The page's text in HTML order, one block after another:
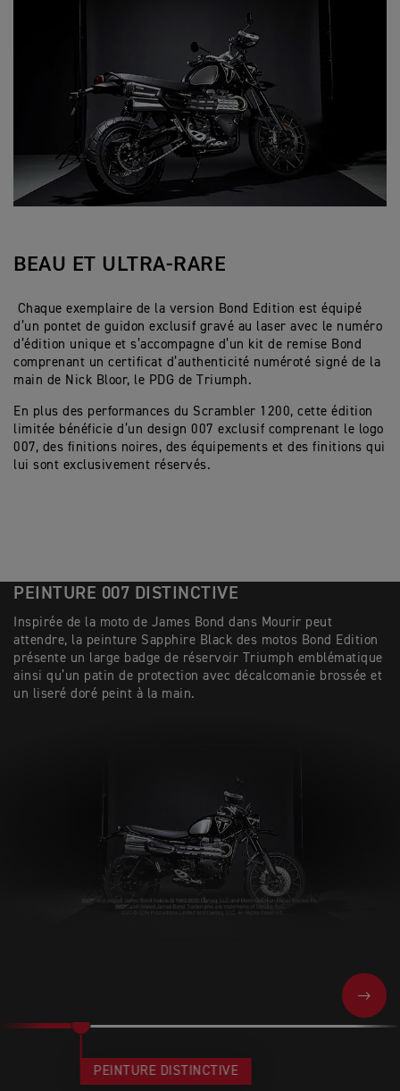
BEAU ET ULTRA-RARE
Chaque exemplaire de la version Bond Edition est équipé
d’un pontet de guidon exclusif gravé au laser avec le numéro
d’édition unique et s’accompagne d’un kit de remise Bond
comprenant un certificat d’authenticité numéroté signé de la
main de Nick Bloor, le PDG de Triumph.
En plus des performances du Scrambler 1200, cette édition
limitée bénéficie d’un design 007 exclusif comprenant le logo
007, des finitions noires, des équipements et des finitions qui
lui sont exclusivement réservés.
PEINTURE 007 DISTINCTIVE
Inspirée de la moto de James Bond dans Mourir peut
attendre, la peinture Sapphire Black des motos Bond Edition
présente un large badge de réservoir Triumph emblématique
ainsi qu’un patin de protection avec décalcomanie brossée et
un liseré doré peint à la main.
NEXT
PEINTURE DISTINCTIVE